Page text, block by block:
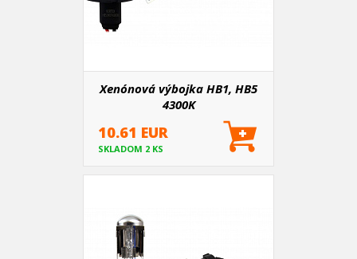
Xenónová výbojka HB1, HB5
4300K
10.61 EUR
SKLADOM 2 KS